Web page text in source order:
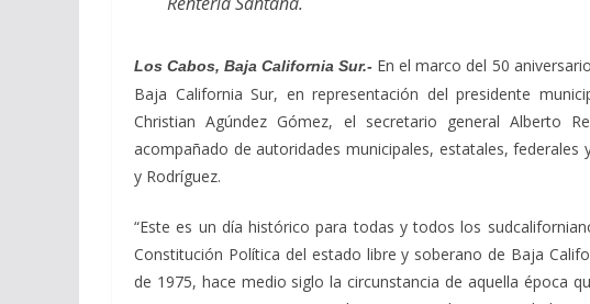
Los Cabos, Baja California Sur.- En el marco del 50
Baja California Sur, en representación del presidente
Christian Agúndez Gómez, el secretario general Alberto
acompañado de autoridades municipales, estatales,
y Rodríguez.
“Este es un día histórico para todas y todos los
Constitución Política del estado libre y soberano de Baja
de 1975, hace medio siglo la circunstancia de aquella época